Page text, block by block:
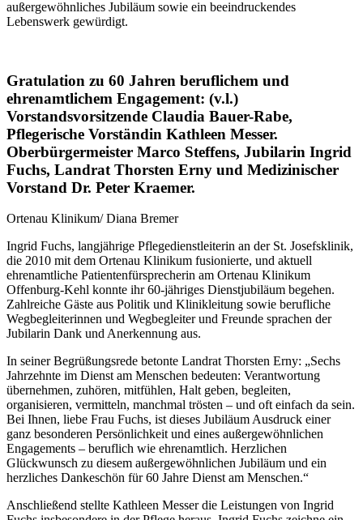
außergewöhnliches Jubiläum sowie ein beeindruckendes
Lebenswerk gewürdigt.
Gratulation zu 60 Jahren beruflichem und
ehrenamtlichem Engagement: (v.l.)
Vorstandsvorsitzende Claudia Bauer-Rabe,
Pflegerische Vorständin Kathleen Messer.
Oberbürgermeister Marco Steffens, Jubilarin Ingrid
Fuchs, Landrat Thorsten Erny und Medizinischer
Vorstand Dr. Peter Kraemer.
Ortenau Klinikum/ Diana Bremer
Ingrid Fuchs, langjährige Pflegedienstleiterin an der St. Josefsklinik,
die 2010 mit dem Ortenau Klinikum fusionierte, und aktuell
ehrenamtliche Patientenfürsprecherin am Ortenau Klinikum
Offenburg-Kehl konnte ihr 60-jähriges Dienstjubiläum begehen.
Zahlreiche Gäste aus Politik und Klinikleitung sowie berufliche
Wegbegleiterinnen und Wegbegleiter und Freunde sprachen der
Jubilarin Dank und Anerkennung aus.
In seiner Begrüßungsrede betonte Landrat Thorsten Erny: „Sechs
Jahrzehnte im Dienst am Menschen bedeuten: Verantwortung
übernehmen, zuhören, mitfühlen, Halt geben, begleiten,
organisieren, vermitteln, manchmal trösten – und oft einfach da sein.
Bei Ihnen, liebe Frau Fuchs, ist dieses Jubiläum Ausdruck einer
ganz besonderen Persönlichkeit und eines außergewöhnlichen
Engagements – beruflich wie ehrenamtlich. Herzlichen
Glückwunsch zu diesem außergewöhnlichen Jubiläum und ein
herzliches Dankeschön für 60 Jahre Dienst am Menschen.“
Anschließend stellte Kathleen Messer die Leistungen von Ingrid